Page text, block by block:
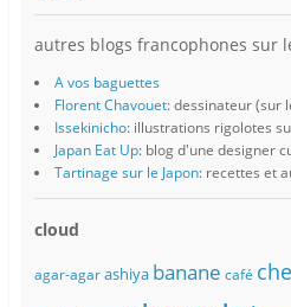
autres blogs francophones sur
A vos baguettes
Florent Chavouet: dessinateur (sur
Issekinicho: illustrations rigolotes
Japan Eat Up: blog d'une designer
Tartinage sur le Japon: recettes et
cloud
agar-agar ashiya banane café